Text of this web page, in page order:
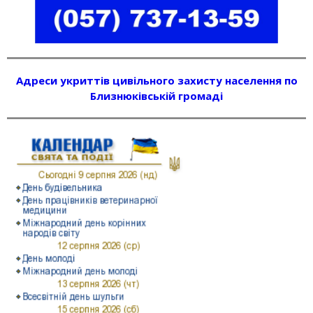
Адреси укриттів цивільного захисту населення по
Близнюківській громаді